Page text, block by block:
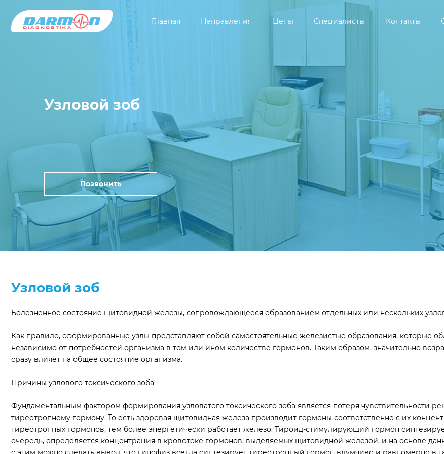
Главная Направления Цены Специалисты Контакты
Узловой зоб
Позвонить
Узловой зоб
Болезненное состояние щитовидной железы, сопровождающееся образованием отдельных или нескольких
Как правило, сформированные узлы представляют собой самостоятельные железистые образования, которые
независимо от потребностей организма в том или ином количестве гормонов. Таким образом, значительно
сразу влияет на общее состояние организма.
Причины узлового токсического зоба
Фундаментальным фактором формирования узловатого токсического зоба является потеря чувствительности
тиреотропному гормону. То есть здоровая щитовидная железа производит гормоны соответственно с их
тиреотропных гормонов, тем более энергетически работает железо. Тироид-стимулирующий гормон
очередь, определяется концентрация в кровотоке гормонов, выделяемых щитовидной железой, и на основе